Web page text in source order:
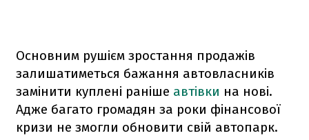
Основним рушієм зростання продажів
залишатиметься бажання автовласників
замінити куплені раніше автівки на нові.
Адже багато громадян за роки фінансової
кризи не змогли обновити свій автопарк.